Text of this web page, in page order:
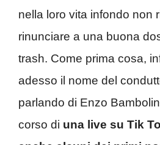
nella loro vita infondo non
rinunciare a una buona
trash. Come prima cosa,
adesso il nome del
parlando di Enzo
corso di una live su Tik